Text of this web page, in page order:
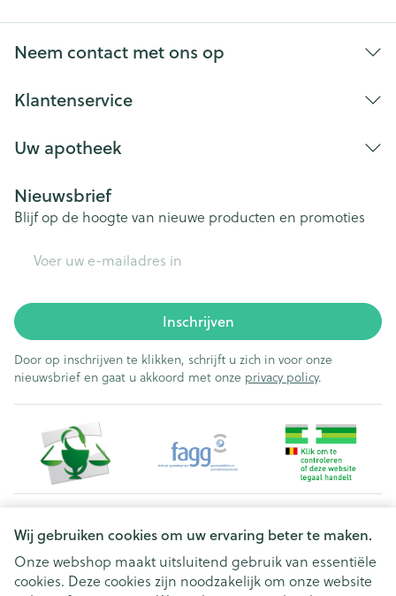
Wij gebruiken cookies om uw ervaring beter te maken.
Onze webshop maakt uitsluitend gebruik van essentiële
cookies. Deze cookies zijn noodzakelijk om onze website
Neem contact met ons op
Klantenservice
Uw apotheek
Nieuwsbrief
Blijf op de hoogte van nieuwe producten en promoties
Inschrijven
Door op inschrijven te klikken, schrijft u zich in voor onze
nieuwsbrief en gaat u akkoord met onze privacy policy.
Juridische links